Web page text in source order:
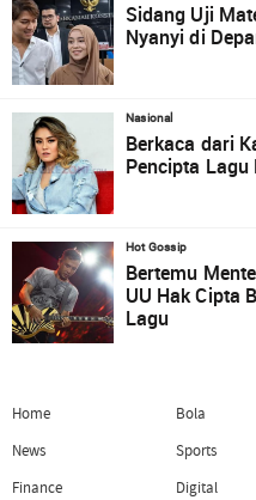
Sidang Uji
Nyanyi di
Nasional
Berkaca dari
Pencipta
Hot Gossip
Bertemu
UU Hak Cipta
Lagu
Home
News
Finance
Bola
Sports
Digital